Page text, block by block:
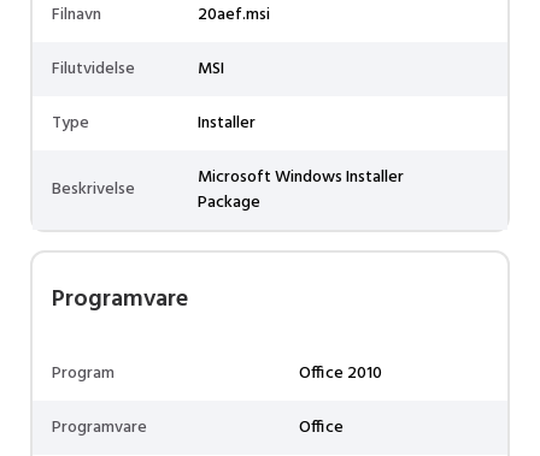
Filnavn
20aef.msi
Filutvidelse
MSI
Type
Installer
Beskrivelse
Microsoft Windows Installer
Package
Programvare
Program
Office 2010
Programvare
Office